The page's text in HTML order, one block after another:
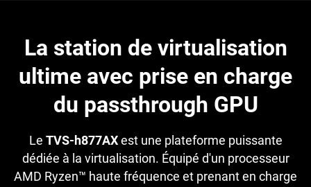
La station de virtualisation
ultime avec prise en charge
du passthrough GPU
Le TVS-h877AXest une plateforme puissante
dédiée à la virtualisation. Équipé d'un processeur
AMD Ryzen™ haute fréquence et prenant en charge